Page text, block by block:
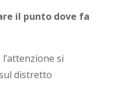
il punto dove fa
si
distretto